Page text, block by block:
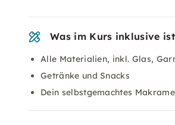
Was im Kurs inklusive ist
Alle Materialien, inkl. Glas,
Getränke und Snacks
Dein selbstgemachtes